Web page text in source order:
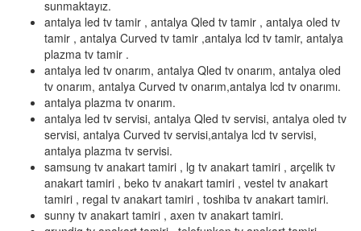
sunmaktayız.
antalya led tv tamir , antalya Qled tv tamir , antalya oled tv
tamir , antalya Curved tv tamir ,antalya lcd tv tamir, antalya
plazma tv tamir .
antalya led tv onarım, antalya Qled tv onarım, antalya oled
tv onarım, antalya Curved tv onarım,antalya lcd tv onarımı.
antalya plazma tv onarım.
antalya led tv servisi, antalya Qled tv servisi, antalya oled tv
servisi, antalya Curved tv servisi,antalya lcd tv servisi,
antalya plazma tv servisi.
samsung tv anakart tamiri , lg tv anakart tamiri , arçelik tv
anakart tamiri , beko tv anakart tamiri , vestel tv anakart
tamiri , regal tv anakart tamiri , toshiba tv anakart tamiri.
sunny tv anakart tamiri , axen tv anakart tamiri.